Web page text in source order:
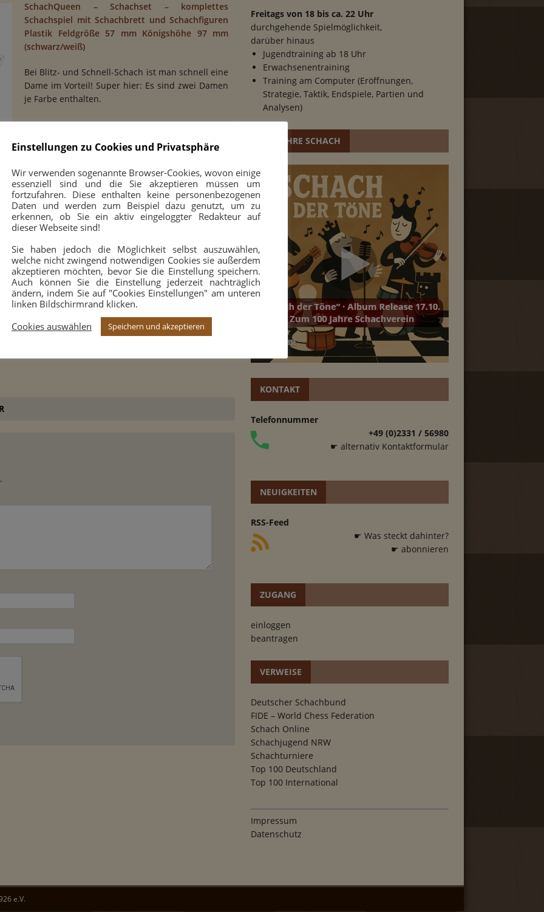
SchachQueen – Schachset – komplettes
Schachspiel mit Schachbrett und Schachfiguren
Plastik Feldgröße 57 mm Königshöhe 97 mm
(schwarz/weiß)
Bei Blitz- und Schnell-Schach ist man schnell eine
Dame im Vorteil! Super hier: Es sind zwei Damen
je Farbe enthalten.
13,90 €
Schachplan (FG 55 mm) klappbar und Figuren (KH
96 mm) aus Kunststoff, gewichtet,in einer
Mit genialer Aufbewahrungsbox und dem häufig
anzutreffenden Felder Farbschema braun / weiß.
Freitags von 18 bis ca. 22 Uhr
durchgehende Spielmöglichkeit,
darüber hinaus
Jugendtraining ab 18 Uhr
Erwachsenentraining
Training am Computer (Eröffnungen,
Strategie, Taktik, Endspiele, Partien und
Analysen)
100 JAHRE SCHACH
KONTAKT
Telefonnummer
+49 (0)2331 / 56980
☛ alternativ Kontaktformular
NEUIGKEITEN
RSS-Feed
☛ Was steckt dahinter?
☛ abonnieren
ZUGANG
einloggen
beantragen
VERWEISE
Deutscher Schachbund
FIDE – World Chess Federation
Schach Online
Schachjugend NRW
Schachturniere
Top 100 Deutschland
Top 100 International
Impressum
Datenschutz
e.V.
Einstellungen zu Cookies und Privatsphäre
Wir verwenden sogenannte Browser-Cookies, wovon einige
essenziell sind und die Sie akzeptieren müssen um
fortzufahren. Diese enthalten keine personenbezogenen
Daten und werden zum Beispiel dazu genutzt, um zu
erkennen, ob Sie ein aktiv eingeloggter Redakteur auf
dieser Webseite sind!
Sie haben jedoch die Möglichkeit selbst auszuwählen,
welche nicht zwingend notwendigen Cookies sie außerdem
akzeptieren möchten, bevor Sie die Einstellung speichern.
Auch können Sie die Einstellung jederzeit nachträglich
ändern, indem Sie auf "Cookies Einstellungen" am unteren
linken Bildschirmrand klicken.
Cookies auswählen
Speichern und akzeptieren